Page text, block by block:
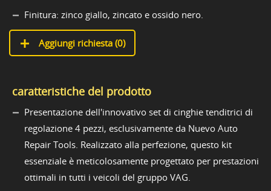
Finitura: zinco giallo, zincato e ossido nero.
Aggiungi richiesta (0)
caratteristiche del prodotto
Presentazione dell'innovativo set di cinghie tenditrici di
regolazione 4 pezzi, esclusivamente da Nuevo Auto
Repair Tools. Realizzato alla perfezione, questo kit
essenziale è meticolosamente progettato per prestazioni
ottimali in tutti i veicoli del gruppo VAG.